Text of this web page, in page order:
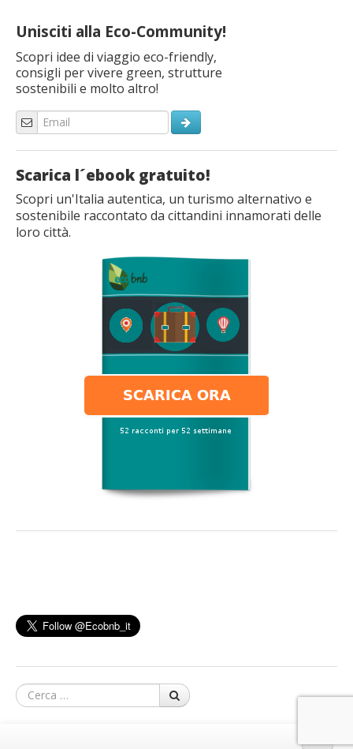
Unisciti alla Eco-Community!
Scopri idee di viaggio eco-friendly,
consigli per vivere green, strutture
sostenibili e molto altro!
Scarica l´ebook gratuito!
Scopri un'Italia autentica, un turismo alternativo e
sostenibile raccontato da cittandini innamorati delle
loro città.
Cerca